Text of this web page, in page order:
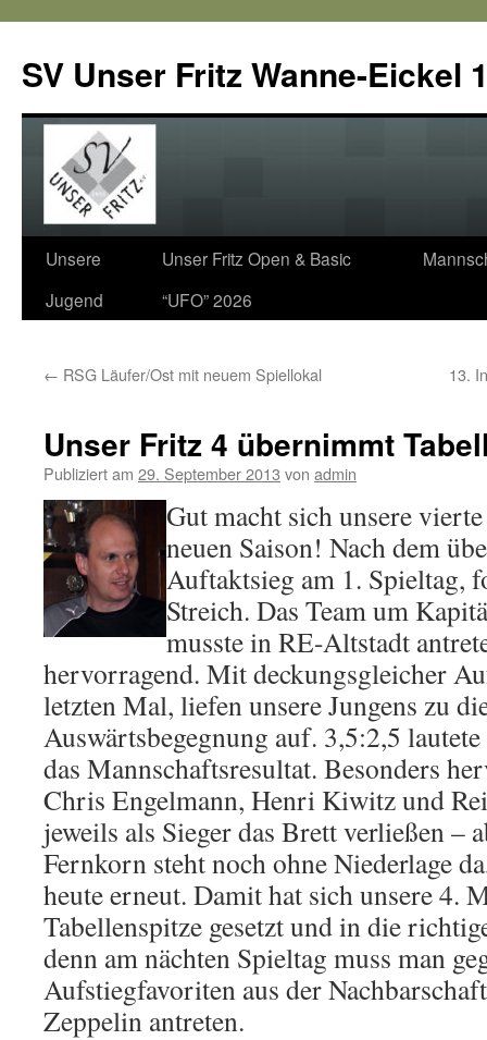
SV Unser Fritz Wanne-Eickel
Zum
Inhalt
Unsere
Jugend
Unser Fritz Open & Basic
“UFO” 2026
← RSG Läufer/Ost mit neuem Spiellokal 13.
Unser Fritz 4 übernimmt
Publiziert am 29. September 2013 von admin
Gut macht sich unsere v
neuen Saison! Nach dem
Auftaktsieg am 1. Spieltag,
Streich. Das Team um
musste in RE-Altstadt
hervorragend. Mit deckungsgleicher
letzten Mal, liefen unsere Jungens zu
Auswärtsbegegnung auf. 3,5:2,5 lautete
das Mannschaftsresultat. Besonders
Chris Engelmann, Henri Kiwitz und
jeweils als Sieger das Brett verließen –
Fernkorn steht noch ohne Niederlage
heute erneut. Damit hat sich unsere 4.
Tabellenspitze gesetzt und in die
denn am nächten Spieltag muss man
Aufstiegfavoriten aus der
Zeppelin antreten.